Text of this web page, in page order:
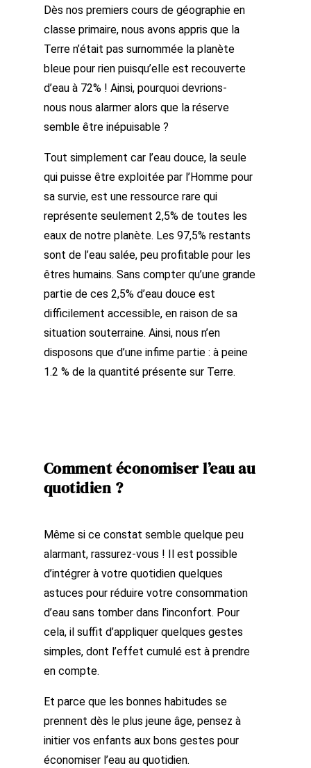
Dès nos premiers cours de géographie en
classe primaire, nous avons appris que la
Terre n’était pas surnommée la planète
bleue pour rien puisqu’elle est recouverte
d’eau à 72% ! Ainsi, pourquoi devrions-
nous nous alarmer alors que la réserve
semble être inépuisable ?
Tout simplement car l’eau douce, la seule
qui puisse être exploitée par l’Homme pour
sa survie, est une ressource rare qui
représente seulement 2,5% de toutes les
eaux de notre planète. Les 97,5% restants
sont de l’eau salée, peu profitable pour les
êtres humains. Sans compter qu’une grande
partie de ces 2,5% d’eau douce est
difficilement accessible, en raison de sa
situation souterraine. Ainsi, nous n’en
disposons que d’une infime partie : à peine
1.2 % de la quantité présente sur Terre.
Comment économiser l’eau au
quotidien ?
Même si ce constat semble quelque peu
alarmant, rassurez-vous ! Il est possible
d’intégrer à votre quotidien quelques
astuces pour réduire votre consommation
d’eau sans tomber dans l’inconfort. Pour
cela, il suffit d’appliquer quelques gestes
simples, dont l’effet cumulé est à prendre
en compte.
Et parce que les bonnes habitudes se
prennent dès le plus jeune âge, pensez à
initier vos enfants aux bons gestes pour
économiser l’eau au quotidien.